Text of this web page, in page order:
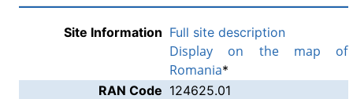
Site Information Full site description
Display on the map of
Romania*
RAN Code 124625.01